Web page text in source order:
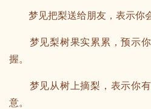
梦见把梨送给朋友，表示你会
梦见梨树果实累累，预示你
握。
梦见从树上摘梨，表示你有
意。